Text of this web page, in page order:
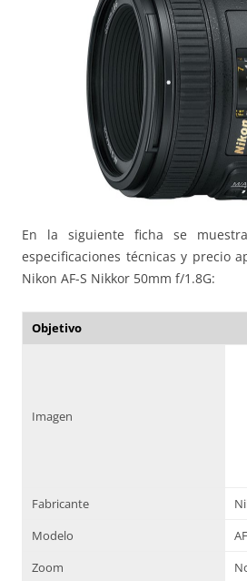
En la siguiente ficha se
especificaciones técnicas y precio
Nikon AF-S Nikkor 50mm f/1.8G:
Objetivo
Imagen
Fabricante
Modelo
Zoom